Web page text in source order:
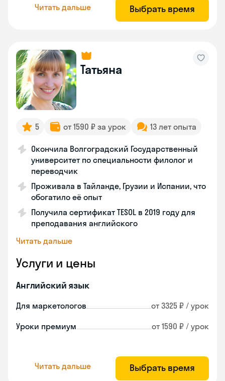
Читать дальше Выбрать время
Татьяна
5 от 1590 ₽ за урок 13 лет опыта
Окончила Волгоградский Государственный
университет по специальности филолог и
переводчик
Проживала в Тайланде, Грузии и Испании, что
обогатило её опыт
Получила сертификат TESOL в 2019 году для
преподавания английского
Читать дальше
Услуги и цены
Английский язык
Для маркетологов от 3325 ₽ / урок
Уроки премиум от 1590 ₽ / урок
Читать дальше Выбрать время